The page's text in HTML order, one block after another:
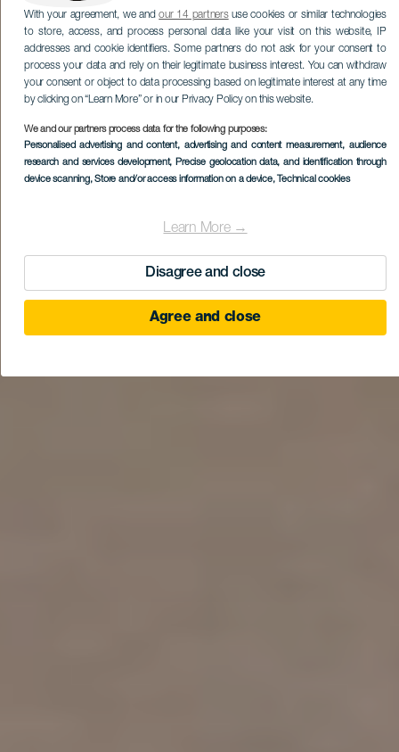
With your agreement, we andour 14 partnersuse cookies or similar technologies
to store, access, and process personal data like your visit on this website, IP
addresses and cookie identifiers. Some partners do not ask for your consent to
process your data and rely on their legitimate business interest. You can withdraw
your consent or object to data processing based on legitimate interest at any time
by clicking on “Learn More” or in our Privacy Policy on this website.
We and our partners process data for the following purposes:
Personalised advertising and content, advertising and content measurement, audience
research and services development, Precise geolocation data, and identification through
device scanning, Store and/or access information on a device, Technical cookies
Learn More →
Disagree and close
Agree and close